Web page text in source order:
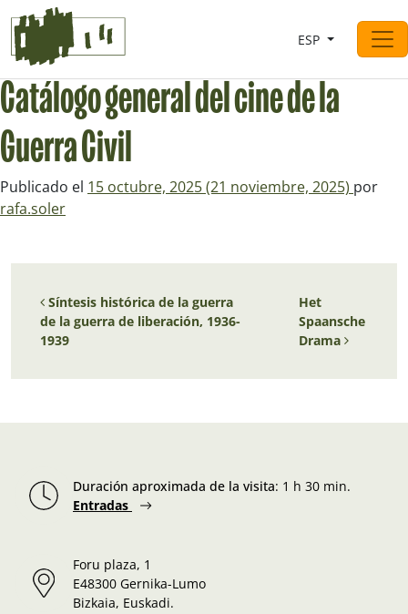
Saltar al contingut
Navegación principal
ESP
Catálogo general del cine de la
Guerra Civil
Publicado el 15 octubre, 2025(21 noviembre, 2025) por
rafa.soler
Navegación de entradas
Síntesis histórica de la guerra
de la guerra de liberación, 1936-
1939
Het
Spaansche
Drama
Duración aproximada de la visita: 1 h 30 min.
Entradas
Foru plaza, 1
E48300 Gernika-Lumo
Bizkaia, Euskadi.